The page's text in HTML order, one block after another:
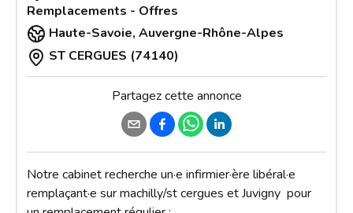
Remplacements - Offres
Haute-Savoie, Auvergne-Rhône-Alpes
ST CERGUES (74140)
Partagez cette annonce
Notre cabinet recherche un·e infirmier·ère libéral·e
remplaçant·e sur machilly/st cergues et Juvigny  pour